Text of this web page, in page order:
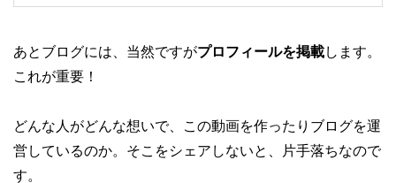
あとブログには、当然ですがプロフィールを掲載します。
これが重要！
どんな人がどんな想いで、この動画を作ったりブログを運
営しているのか。そこをシェアしないと、片手落ちなので
す。